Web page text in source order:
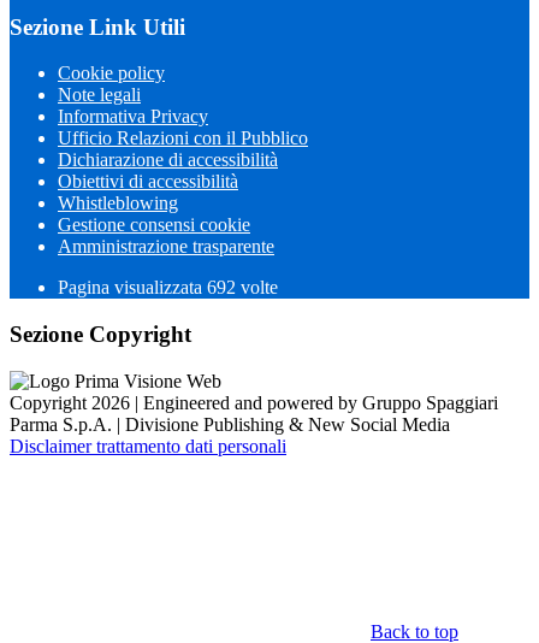
Sezione Link Utili
Cookie policy
Note legali
Informativa Privacy
Ufficio Relazioni con il Pubblico
Dichiarazione di accessibilità
Obiettivi di accessibilità
Whistleblowing
Gestione consensi cookie
Amministrazione trasparente
Pagina visualizzata 692 volte
Sezione Copyright
Copyright 2026 | Engineered and powered by Gruppo Spaggiari
Parma S.p.A. | Divisione Publishing & New Social Media
Disclaimer trattamento dati personali
Back to top